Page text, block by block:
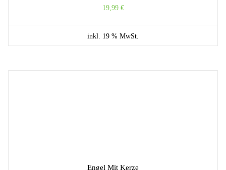
19,99 €
inkl. 19 % MwSt.
Engel Mit Kerze